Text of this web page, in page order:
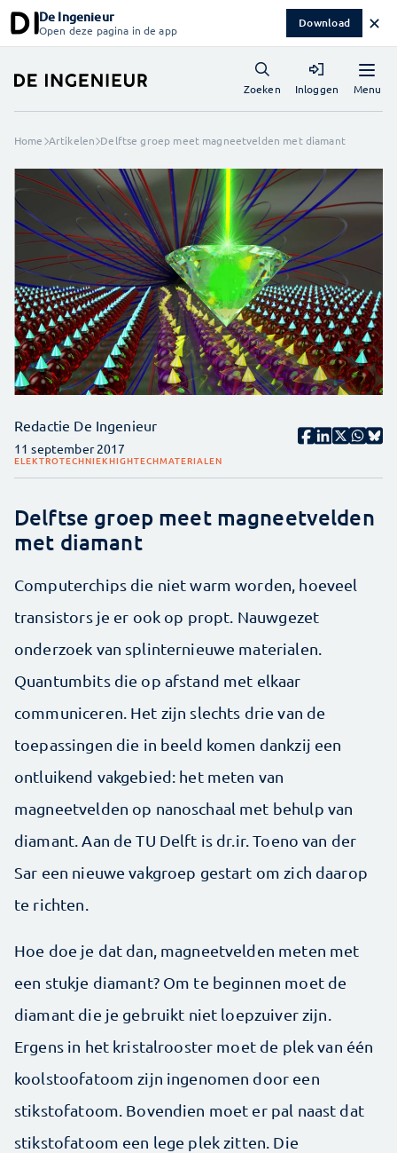
De Ingenieur
Open deze pagina in de app Download ✕
Menu
Zoeken Inloggen
Home Artikelen Delftse groep meet magneetvelden met diamant
Redactie De Ingenieur
11 september 2017
ELEKTROTECHNIEKHIGHTECHMATERIALEN
Delftse groep meet magneetvelden
met diamant
Computerchips die niet warm worden, hoeveel
transistors je er ook op propt. Nauwgezet
onderzoek van splinternieuwe materialen.
Quantumbits die op afstand met elkaar
communiceren. Het zijn slechts drie van de
toepassingen die in beeld komen dankzij een
ontluikend vakgebied: het meten van
magneetvelden op nanoschaal met behulp van
diamant. Aan de TU Delft is dr.ir. Toeno van der
Sar een nieuwe vakgroep gestart om zich daarop
te richten.
Hoe doe je dat dan, magneetvelden meten met
een stukje diamant? Om te beginnen moet de
diamant die je gebruikt niet loepzuiver zijn.
Ergens in het kristalrooster moet de plek van één
koolstoofatoom zijn ingenomen door een
stikstofatoom. Bovendien moet er pal naast dat
stikstofatoom een lege plek zitten. Die